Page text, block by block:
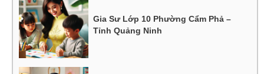
Gia Sư Lớp 10 Phường Cẩm Phả –
Tỉnh Quảng Ninh